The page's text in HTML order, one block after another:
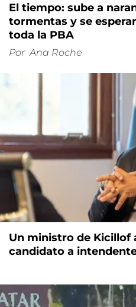
El tiempo: sube a
tormentas y se
toda la PBA
Por Ana Roche
Un ministro de Kicillof
candidato a